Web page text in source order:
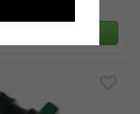
TIL HANDLEKURV